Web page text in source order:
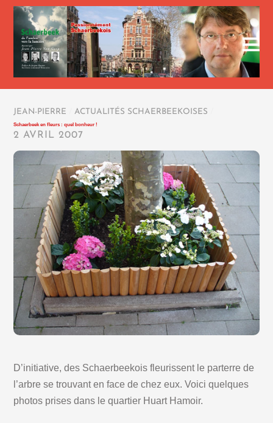
JEAN-PIERRE ACTUALITÉS SCHAERBEEKOISES
Schaerbeek en fleurs : quel bonheur !
2 AVRIL 2007
D’initiative, des Schaerbeekois fleurissent le parterre de
l’arbre se trouvant en face de chez eux. Voici quelques
photos prises dans le quartier Huart Hamoir.